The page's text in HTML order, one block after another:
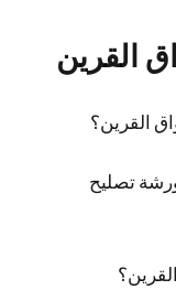
القرين
القرين؟
تصليح